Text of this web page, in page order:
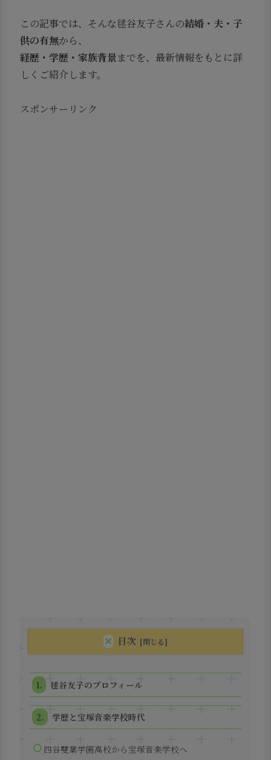
この記事では、そんな毬谷友子さんの結婚・夫・子
供の有無から、
経歴・学歴・家族背景までを、最新情報をもとに詳
しくご紹介します。
スポンサーリンク
目次
毬谷友子のプロフィール
学歴と宝塚音楽学校時代
四谷雙葉学園高校から宝塚音楽学校へ